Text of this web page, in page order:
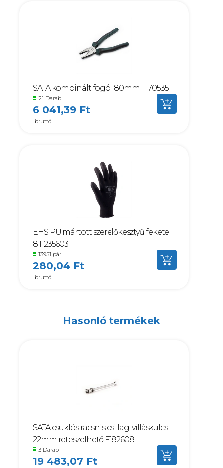
SATA kombinált fogó 180mm F170535
21 Darab
6 041,39 Ft
bruttó
EHS PU mártott szerelőkesztyű fekete
8 F235603
13951 pár
280,04 Ft
bruttó
Hasonló termékek
SATA csuklós racsnis csillag-villáskulcs
22mm reteszelhető F182608
3 Darab
19 483,07 Ft